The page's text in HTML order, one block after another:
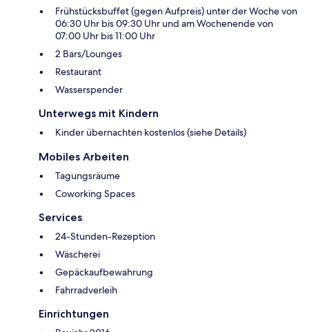
Frühstücksbuffet (gegen Aufpreis) unter der Woche von
06:30 Uhr bis 09:30 Uhr und am Wochenende von
07:00 Uhr bis 11:00 Uhr
2 Bars/Lounges
Restaurant
Wasserspender
Unterwegs mit Kindern
Kinder übernachten kostenlos (siehe Details)
Mobiles Arbeiten
Tagungsräume
Coworking Spaces
Services
24-Stunden-Rezeption
Wäscherei
Gepäckaufbewahrung
Fahrradverleih
Einrichtungen